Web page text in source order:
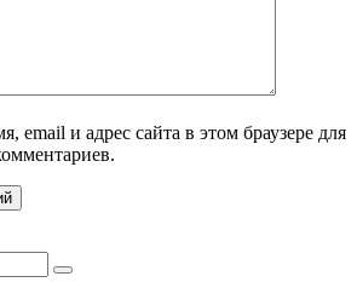
email и адрес сайта в этом браузере для